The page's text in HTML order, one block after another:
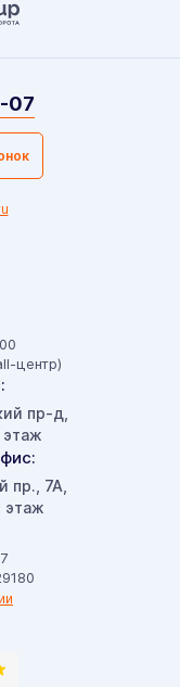
центр)
пр-д,
этаж
пр., 7А,
этаж
07